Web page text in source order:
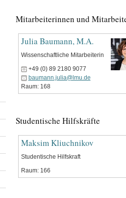
Mitarbeiterinnen und
Julia Baumann, M.A.
Wissenschaftliche Mitarbeiterin
+49 (0) 89 2180 9077
baumann.julia@lmu.de
Raum: 168
Studentische Hilfskräfte
Maksim Kliuchnikov
Studentische Hilfskraft
Raum: 166